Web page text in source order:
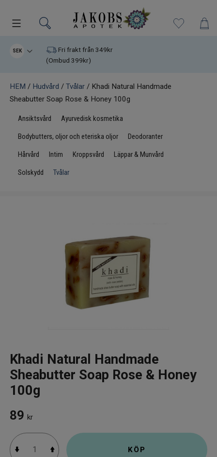
Kampanjer
Varumärken
Superfood
Hudvård
Vattenrening & Övrigt
Transdermala plåster
SEK
Fri frakt från 349kr
(Ombud 399kr)
HEM / Hudvård / Tvålar / Khadi Natural Handmade
Sheabutter Soap Rose & Honey 100g
Ansiktsvård Ayurvedisk kosmetika
Bodybutters, oljor och eteriska oljor Deodoranter
Hårvård Intim Kroppsvård Läppar & Munvård
Solskydd Tvålar
Khadi Natural Handmade
Sheabutter Soap Rose & Honey
100g
89 kr
KÖP